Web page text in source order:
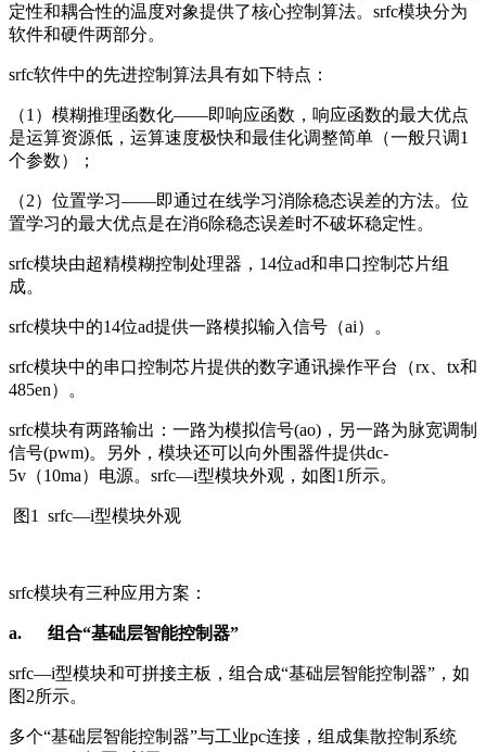
定性和耦合性的温度对象提供了核心控制算法。srfc模块分为
软件和硬件两部分。
srfc软件中的先进控制算法具有如下特点：
（1）模糊推理函数化——即响应函数，响应函数的最大优点
是运算资源低，运算速度极快和最佳化调整简单（一般只调1
个参数）；
（2）位置学习——即通过在线学习消除稳态误差的方法。位
置学习的最大优点是在消6除稳态误差时不破坏稳定性。
srfc模块由超精模糊控制处理器，14位ad和串口控制芯片组
成。
srfc模块中的14位ad提供一路模拟输入信号（ai）。
srfc模块中的串口控制芯片提供的数字通讯操作平台（rx、tx和
485en）。
srfc模块有两路输出：一路为模拟信号(ao)，另一路为脉宽调制
信号(pwm)。另外，模块还可以向外围器件提供dc-
5v（10ma）电源。srfc—i型模块外观，如图1所示。
图1 srfc—i型模块外观
srfc模块有三种应用方案：
a. 组合“基础层智能控制器”
srfc—i型模块和可拼接主板，组合成“基础层智能控制器”，如
图2所示。
多个“基础层智能控制器”与工业pc连接，组成集散控制系统